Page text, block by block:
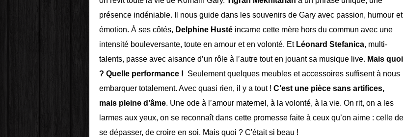
présence indéniable. Il nous guide dans les souvenirs de Gary avec passion, humour et
émotion. À ses côtés, Delphine Husté incarne cette mère hors du commun avec une
intensité bouleversante, toute en amour et en volonté. EtLéonard Stefanica, multi-
talents, passe avec aisance d’un rôle à l’autre tout en jouant sa musique live. Mais quoi
? Quelle performance ! Seulement quelques meubles et accessoires suffisent à nous
embarquer totalement. Avec quasi rien, il y a tout ! C’est une pièce sans artifices,
mais pleine d’âme. Une ode à l’amour maternel, à la volonté, à la vie. On rit, on a les
larmes aux yeux, on se reconnaît dans cette promesse faite à ceux qu’on aime : celle de
se dépasser, de croire en soi. Mais quoi ? C'était si beau !